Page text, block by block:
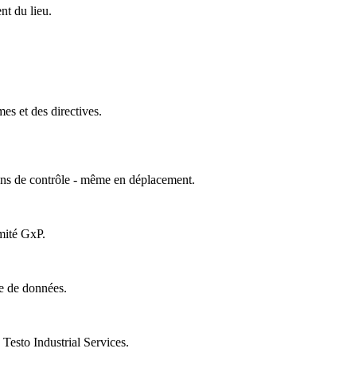
du lieu.
et des directives.
de contrôle - même en déplacement.
GxP.
de données.
Industrial Services.